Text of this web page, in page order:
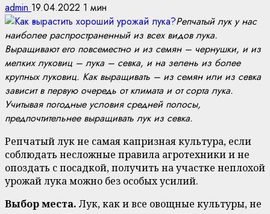
admin 19.04.2022 1 мин
Репчатый лук у нас
наиболее распространенный из всех видов лука.
Выращивают его повсеместно и из семян – чернушки, и из
мелких луковиц – лука – севка, и на зелень из более
крупных луковиц. Как выращивать – из семян или из севка
зависит в первую очередь от климата и от сорта лука.
Учитывая погодные условия средней полосы,
предпочтительнее выращивать лук из севка.
Репчатый лук не самая капризная культура, если
соблюдать несложные правила агротехники и не
опоздать с посадкой, получить на участке неплохой
урожай лука можно без особых усилий.
Выбор места. Лук, как и все овощные культуры, не